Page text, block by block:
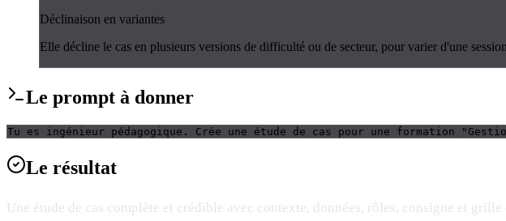
Déclinaison en variantes
Elle décline le cas en plusieurs versions de difficulté ou de secteur, pour varier d'une
Le prompt à donner
Tu es ingénieur pédagogique. Crée une étude de cas pour une formation
Le résultat
Une étude de cas complète et crédible avec contexte, données, rôles, consigne et